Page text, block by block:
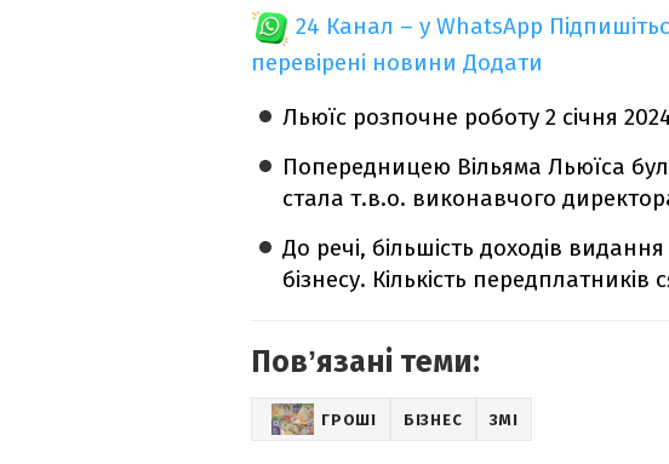
24 Канал – у WhatsApp
перевірені новини Додати
Льюїс розпочне роботу 2 січня
Попередницею Вільяма Льюїса
стала т.в.о. виконавчого
До речі, більшість доходів
бізнесу. Кількість передплатників
Повʼязані теми:
ГРОШІ БІЗНЕС ЗМІ